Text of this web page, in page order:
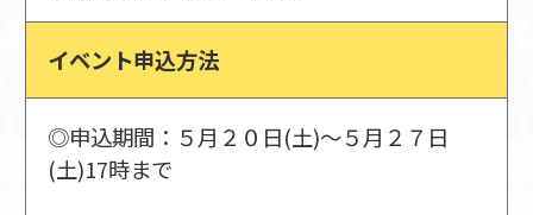
イベント申込方法
◎申込期間：５月２０日(土)～５月２７日
(土)17時まで